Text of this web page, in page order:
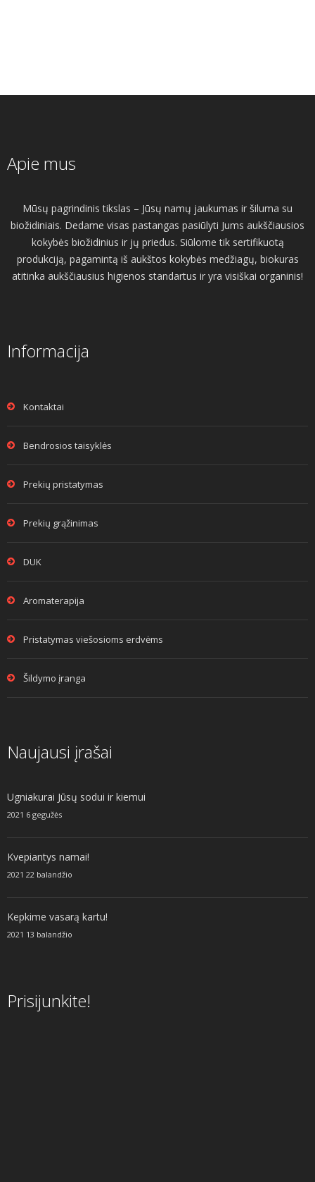
Apie mus
Mūsų pagrindinis tikslas – Jūsų namų jaukumas ir šiluma su
biožidiniais. Dedame visas pastangas pasiūlyti Jums aukščiausios
kokybės biožidinius ir jų priedus. Siūlome tik sertifikuotą
produkciją, pagamintą iš aukštos kokybės medžiagų, biokuras
atitinka aukščiausius higienos standartus ir yra visiškai organinis!
Informacija
Kontaktai
Bendrosios taisyklės
Prekių pristatymas
Prekių grąžinimas
DUK
Aromaterapija
Pristatymas viešosioms erdvėms
Šildymo įranga
Naujausi įrašai
Ugniakurai Jūsų sodui ir kiemui
2021 6 gegužės
Kvepiantys namai!
2021 22 balandžio
Kepkime vasarą kartu!
2021 13 balandžio
Prisijunkite!